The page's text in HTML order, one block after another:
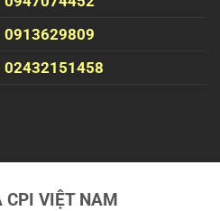
0913629809
02432151458
CPI VIỆT NAM